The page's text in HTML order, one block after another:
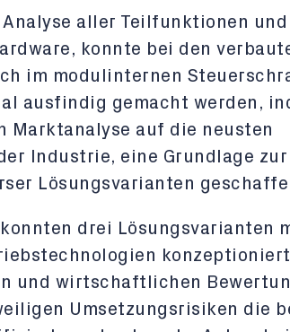
aller Teilfunktionen und
konnte bei den
im modulinternen
ausfindig gemacht werden,
auf die neusten
Industrie, eine Grundlage zur
Lösungsvarianten
drei Lösungsvarianten
und wirtschaftlichen
Umsetzungsrisiken die